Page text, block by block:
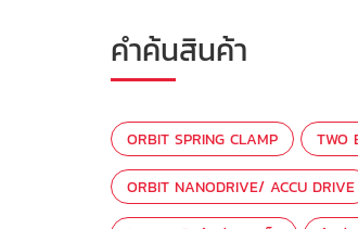
คำค้นสินค้า
ORBIT SPRING CLAMP TWO
ORBIT NANODRIVE/ ACCU DRIVE